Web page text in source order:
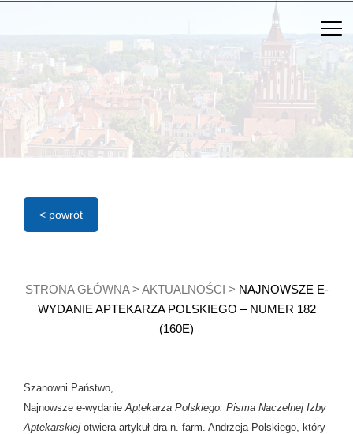
< powrót
STRONA GŁÓWNA> AKTUALNOŚCI > NAJNOWSZE E-
WYDANIE APTEKARZA POLSKIEGO – NUMER 182
(160E)
Szanowni Państwo,
Najnowsze e-wydanieAptekarza Polskiego. Pisma Naczelnej Izby
Aptekarskiej otwiera artykuł dra n. farm. Andrzeja Polskiego, który